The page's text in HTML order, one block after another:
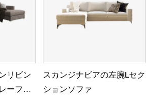
リビン
ーファ
スカンジナビアの左腕Lセク
ションソファ